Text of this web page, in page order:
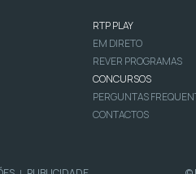
RTP PLAY
EM DIRETO
REVER PROGRAMAS
CONCURSOS
PERGUNTAS
CONTACTOS